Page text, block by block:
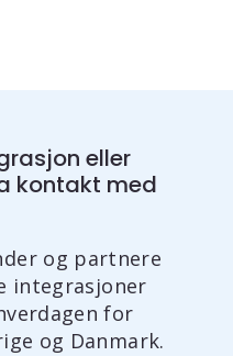
eller
kontakt med
og partnere
integrasjoner
for
og Danmark.